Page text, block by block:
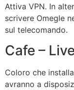
Attiva VPN. In
scrivere Omegle
sul telecomando.
Cafe –
Coloro che
avranno a